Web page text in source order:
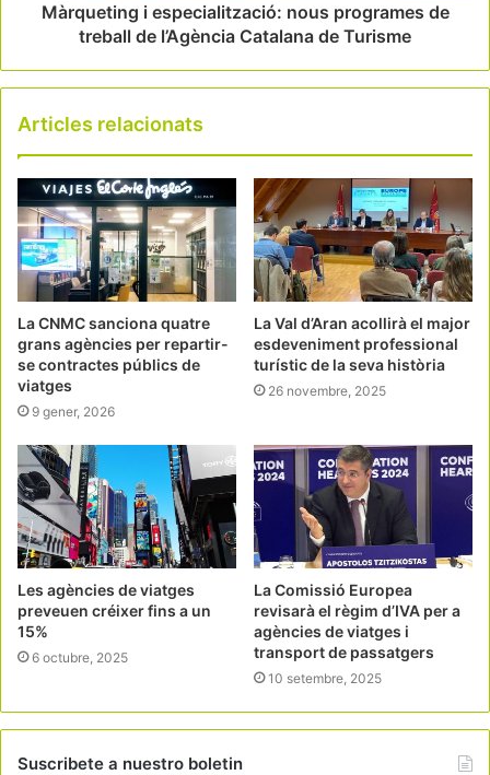
Màrqueting i especialització: nous programes de
treball de l’Agència Catalana de Turisme
Articles relacionats
La CNMC sanciona quatre
grans agències per repartir-
se contractes públics de
viatges
9 gener, 2026
La Val d’Aran acollirà el major
esdeveniment professional
turístic de la seva història
26 novembre, 2025
Les agències de viatges
preveuen créixer fins a un
15%
6 octubre, 2025
La Comissió Europea
revisarà el règim d’IVA per a
agències de viatges i
transport de passatgers
10 setembre, 2025
Suscribete a nuestro boletin